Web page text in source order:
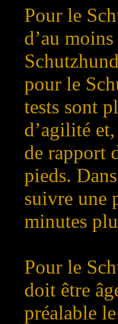
Pour le
d’au
pour le
tests sont
d’agilité
de rapport
pieds.
suivre une
minutes
Pour le
doit être
préalable